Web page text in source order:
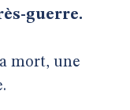
guerre.
mort, une